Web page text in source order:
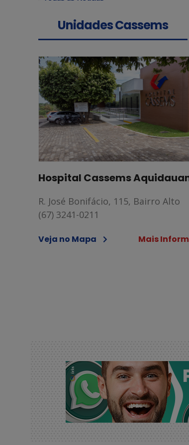
Unidades Cassems
Hospital Cassems Dourados
R. Oliveira Marques, 2771, Centro
(67) 3410-0000
Anterior